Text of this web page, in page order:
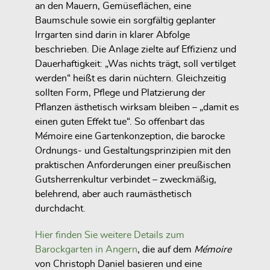
an den Mauern, Gemüseflächen, eine
Baumschule sowie ein sorgfältig geplanter
Irrgarten sind darin in klarer Abfolge
beschrieben. Die Anlage zielte auf Effizienz und
Dauerhaftigkeit: „Was nichts trägt, soll vertilget
werden“ heißt es darin nüchtern. Gleichzeitig
sollten Form, Pflege und Platzierung der
Pflanzen ästhetisch wirksam bleiben – „damit es
einen guten Effekt tue“. So offenbart das
Mémoire eine Gartenkonzeption, die barocke
Ordnungs- und Gestaltungsprinzipien mit den
praktischen Anforderungen einer preußischen
Gutsherrenkultur verbindet – zweckmäßig,
belehrend, aber auch raumästhetisch
durchdacht.
Hier finden Sie weitere Details zum
Barockgarten in Angern, die auf dem Mémoire
von Christoph Daniel basieren und eine